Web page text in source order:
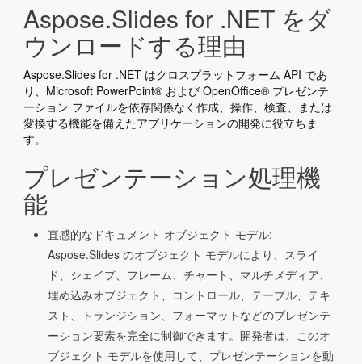
Aspose.Slides for .NET をダ
ウンロードする理由
Aspose.Slides for .NET はクロスプラットフォーム API であ
り、Microsoft PowerPoint® および OpenOffice® プレゼンテ
ーション ファイルを依存関係なく作成、操作、検査、または
変換する機能を備えたアプリケーションの開発に役立ちま
す。
プレゼンテーション処理機
能
直感的なドキュメント オブジェクト モデル:
Aspose.Slides のオブジェクト モデルにより、スライ
ド、シェイプ、フレーム、チャート、マルチメディア、
埋め込みオブジェクト、コントロール、テーブル、テキ
スト、トランジション、フォーマットなどのプレゼンテ
ーション要素を完全に制御できます。開発者は、このオ
ブジェクト モデルを使用して、プレゼンテーションを動